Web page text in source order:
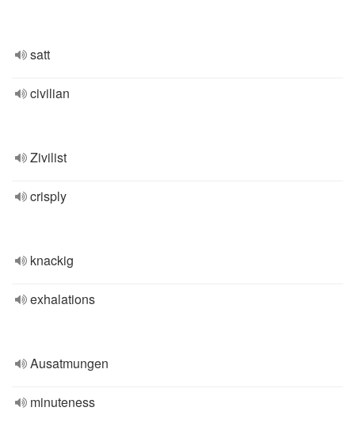
satt
civilian
Zivilist
crisply
knackig
exhalations
Ausatmungen
minuteness